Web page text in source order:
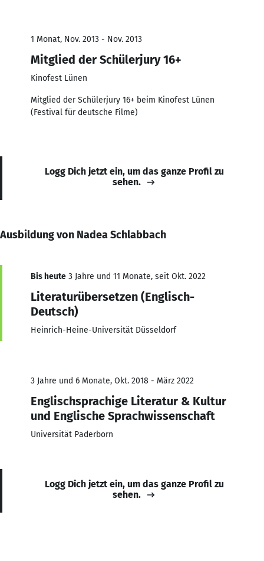
1 Monat, Nov. 2013 - Nov. 2013
Mitglied der Schülerjury 16+
Kinofest Lünen
Mitglied der Schülerjury 16+ beim Kinofest Lünen
(Festival für deutsche Filme)
Logg Dich jetzt ein, um das ganze Profil zu
sehen.
Ausbildung von Nadea Schlabbach
Bis heute 3 Jahre und 11 Monate, seit Okt. 2022
Literaturübersetzen (Englisch-
Deutsch)
Heinrich-Heine-Universität Düsseldorf
3 Jahre und 6 Monate, Okt. 2018 - März 2022
Englischsprachige Literatur & Kultur
und Englische Sprachwissenschaft
Universität Paderborn
Logg Dich jetzt ein, um das ganze Profil zu
sehen.